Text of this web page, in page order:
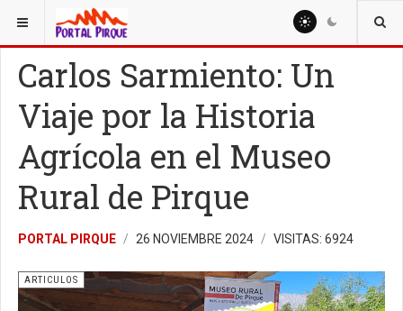
ESTÁ AQUÍ: ARTICULOS
Carlos Sarmiento: Un
Viaje por la Historia
Agrícola en el Museo
Rural de Pirque
PORTAL PIRQUE 26 NOVIEMBRE 2024 VISITAS: 6924
ARTICULOS